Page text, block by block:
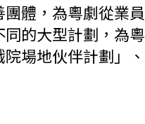
體，為粵劇從業
的大型計劃，為
場地伙伴計劃」